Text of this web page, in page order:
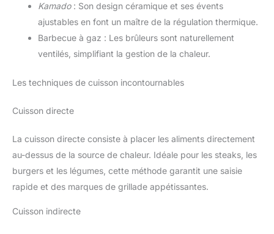
Kamado: Son design céramique et ses évents
ajustables en font un maître de la régulation thermique.
Barbecue à gaz : Les brûleurs sont naturellement
ventilés, simplifiant la gestion de la chaleur.
Les techniques de cuisson incontournables
Cuisson directe
La cuisson directe consiste à placer les aliments directement
au-dessus de la source de chaleur. Idéale pour les steaks, les
burgers et les légumes, cette méthode garantit une saisie
rapide et des marques de grillade appétissantes.
Cuisson indirecte